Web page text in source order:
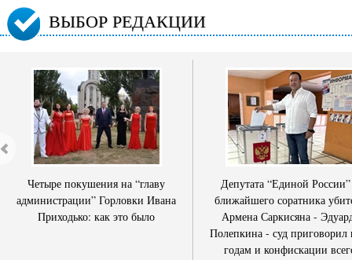
ВЫБОР РЕДАКЦИИ
Четыре покушения на “главу
администрации” Горловки Ивана
Приходько: как это было
Депутата “Единой
ближайшего соратника
Армена Саркисяна -
Полепкина - суд приговорил
годам и конфискации